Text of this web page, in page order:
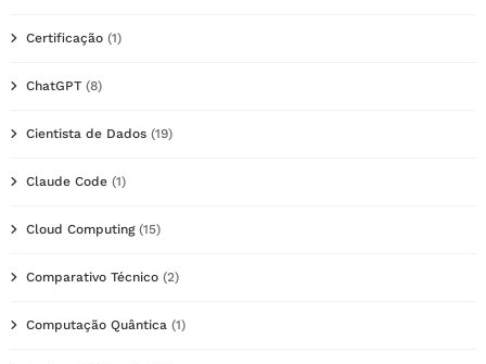
Certificação (1)
ChatGPT (8)
Cientista de Dados (19)
Claude Code (1)
Cloud Computing(15)
Comparativo Técnico (2)
Computação Quântica (1)